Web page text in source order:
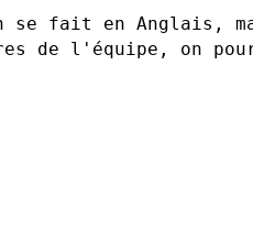
se fait en Anglais,
de l'équipe, on